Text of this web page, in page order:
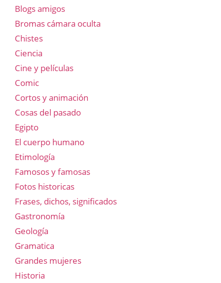
Blogs amigos
Bromas cámara oculta
Chistes
Ciencia
Cine y películas
Comic
Cortos y animación
Cosas del pasado
Egipto
El cuerpo humano
Etimología
Famosos y famosas
Fotos historicas
Frases, dichos, significados
Gastronomía
Geología
Gramatica
Grandes mujeres
Historia